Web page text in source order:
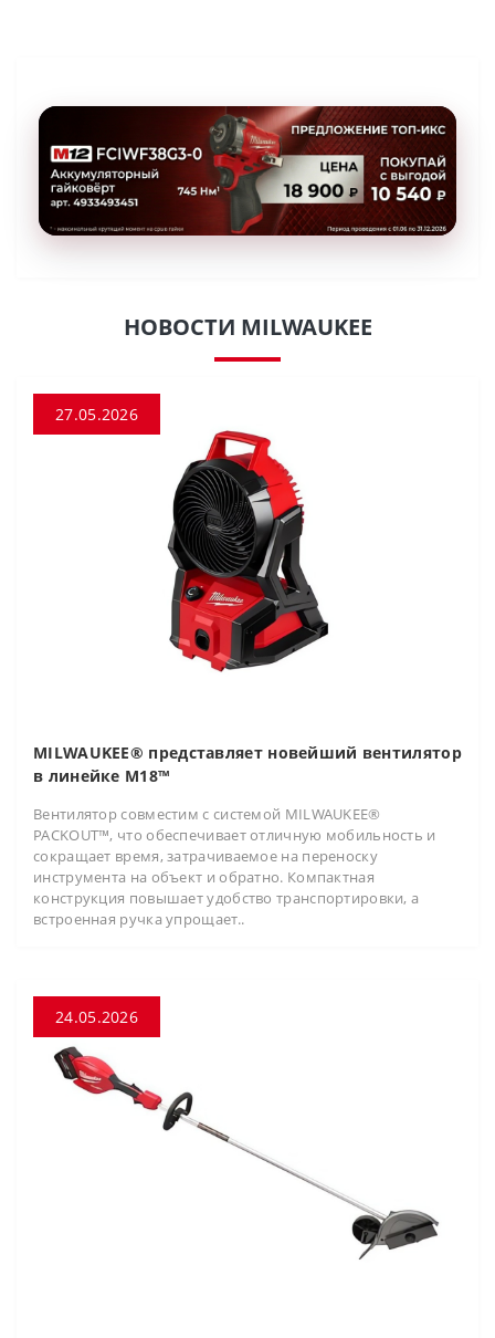
НОВОСТИ MILWAUKEE
27.05.2026
MILWAUKEE® представляет новейший вентилятор
в линейке M18™
Вентилятор совместим с системой MILWAUKEE®
PACKOUT™, что обеспечивает отличную мобильность и
сокращает время, затрачиваемое на переноску
инструмента на объект и обратно. Компактная
конструкция повышает удобство транспортировки, а
встроенная ручка упрощает..
24.05.2026